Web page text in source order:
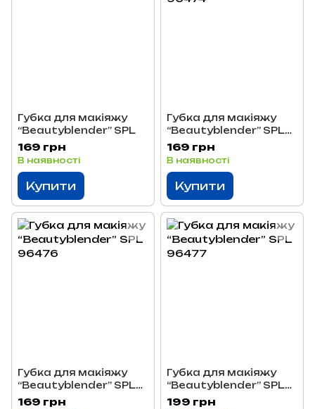
Губка для макіяжу
“Beautyblender” SPL
169 грн
В наявності
Купити
Губка для макіяжу
“Beautyblender” SPL
96474
169 грн
В наявності
Купити
Губка для макіяжу
“Beautyblender” SPL
96476
169 грн
Губка для макіяжу
“Beautyblender” SPL
96477
199 грн